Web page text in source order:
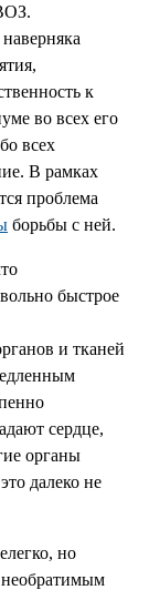
к
во всех его
всех
В рамках
проблема
борьбы с ней.
быстрое
и тканей
сердце,
органы
далеко не
но